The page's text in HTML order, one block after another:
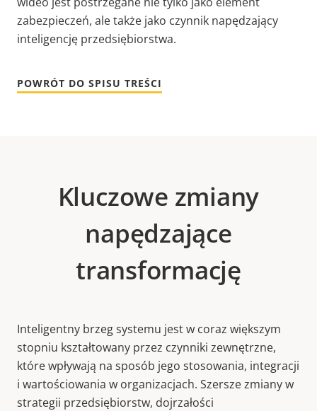
zabezpieczeń, ale także jako czynnik napędzający
inteligencję przedsiębiorstwa.
POWRÓT DO SPISU TREŚCI
Kluczowe zmiany
napędzające
transformację
Inteligentny brzeg systemu jest w coraz większym
stopniu kształtowany przez czynniki zewnętrzne,
które wpływają na sposób jego stosowania, integracji
i wartościowania w organizacjach. Szersze zmiany w
strategii przedsiębiorstw, dojrzałości